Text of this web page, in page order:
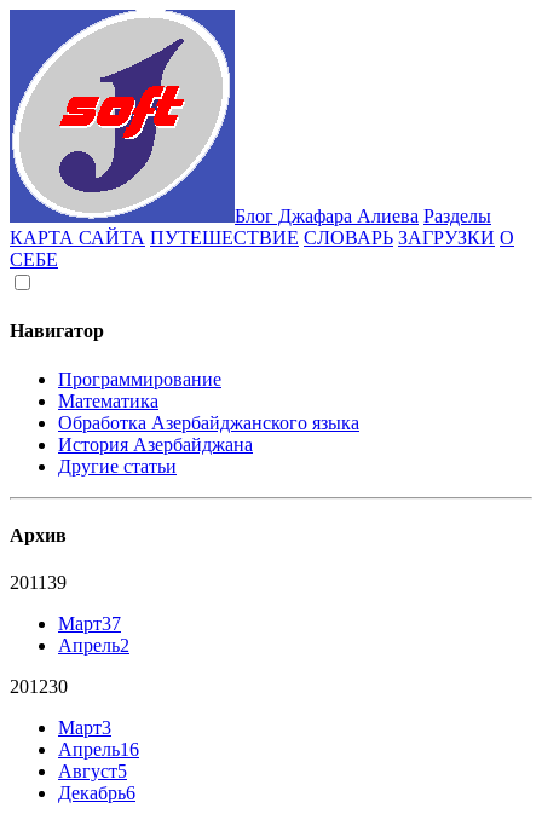
Блог Джафара Алиева Разделы
КАРТА САЙТА ПУТЕШЕСТВИЕ СЛОВАРЬ ЗАГРУЗКИ О
СЕБЕ
Навигатор
Программирование
Математика
Обработка Азербайджанского языка
История Азербайджана
Другие статьи
Архив
201139
Март37
Апрель2
201230
Март3
Апрель16
Август5
Декабрь6